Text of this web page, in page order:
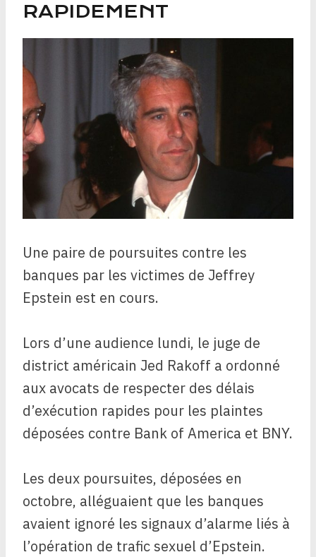
RAPIDEMENT
Une paire de poursuites contre les
banques par les victimes de Jeffrey
Epstein est en cours.
Lors d’une audience lundi, le juge de
district américain Jed Rakoff a ordonné
aux avocats de respecter des délais
d’exécution rapides pour les plaintes
déposées contre Bank of America et BNY.
Les deux poursuites, déposées en
octobre, alléguaient que les banques
avaient ignoré les signaux d’alarme liés à
l’opération de trafic sexuel d’Epstein.